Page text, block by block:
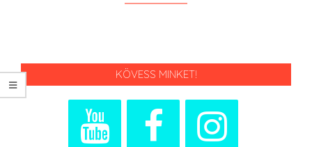
KÖVESS MINKET!